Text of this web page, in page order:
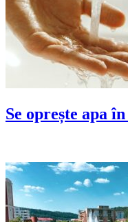
Se oprește apa